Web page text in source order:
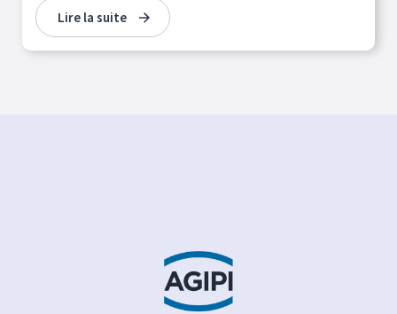
Lire la suite